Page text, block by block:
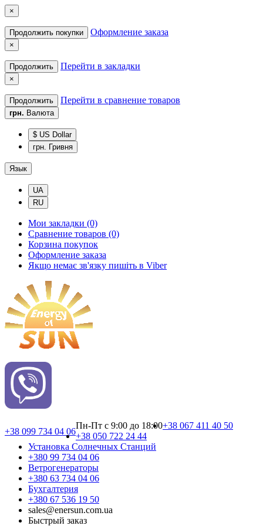
×
Продолжить покупки Оформление заказа
×
Продолжить Перейти в закладки
×
Продолжить Перейти в сравнение товаров
грн. Валюта
$ US Dollar
грн. Гривня
Язык
UA
RU
Мои закладки (0)
Сравнение товаров (0)
Корзина покупок
Оформление заказа
Якщо немає зв'язку пишіть в Viber
+38 099 734 04 06
Пн-Пт с 9:00 до 18:00+38 067 411 40 50
+38 050 722 24 44
Установка Cолнечных Cтанций
+380 99 734 04 06
Ветрогенераторы
+380 63 734 04 06
Бухгалтерия
+380 67 536 19 50
sales@enersun.com.ua
Быстрый заказ